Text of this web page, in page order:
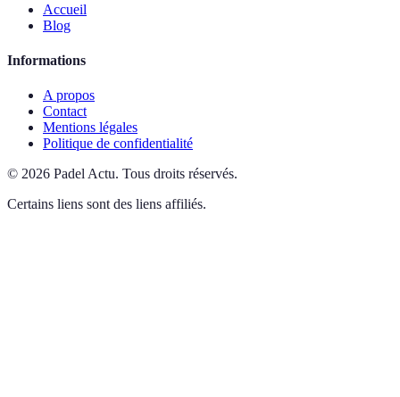
Accueil
Blog
Informations
A propos
Contact
Mentions légales
Politique de confidentialité
© 2026 Padel Actu. Tous droits réservés.
Certains liens sont des liens affiliés.